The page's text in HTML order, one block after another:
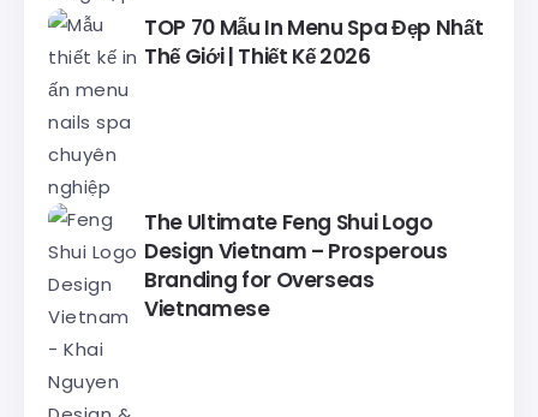
TOP 70 Mẫu In Menu Spa Đẹp Nhất
Thế Giới | Thiết Kế 2026
The Ultimate Feng Shui Logo
Design Vietnam – Prosperous
Branding for Overseas
Vietnamese